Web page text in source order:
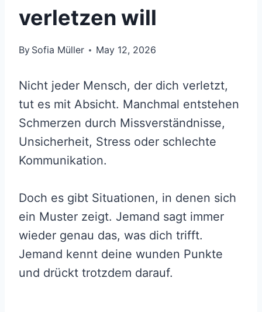
verletzen will
By Sofia Müller May 12, 2026
Nicht jeder Mensch, der dich verletzt,
tut es mit Absicht. Manchmal entstehen
Schmerzen durch Missverständnisse,
Unsicherheit, Stress oder schlechte
Kommunikation.
Doch es gibt Situationen, in denen sich
ein Muster zeigt. Jemand sagt immer
wieder genau das, was dich trifft.
Jemand kennt deine wunden Punkte
und drückt trotzdem darauf.